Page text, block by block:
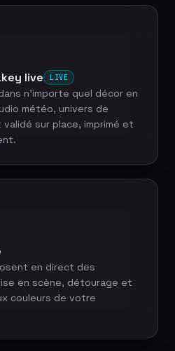
live LIVE
n'importe quel décor en
météo, univers de
sur place, imprimé et
en direct des
en scène, détourage et
couleurs de votre